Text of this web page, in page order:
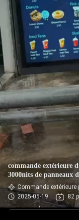
commande extérieure
3000nits de panneaux
Commande extérieure
2025-05-19
82